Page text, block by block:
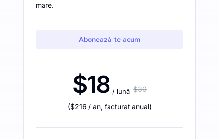
mare.
Abonează-te acum
$18 / lună $30
($216 / an, facturat anual)